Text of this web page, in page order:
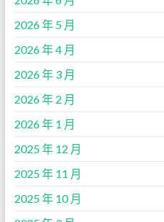
2026 年 5 月
2026 年 4 月
2026 年 3 月
2026 年 2 月
2026 年 1 月
2025 年 12 月
2025 年 11 月
2025 年 10 月